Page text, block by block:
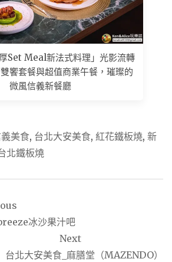
Set Meal新法式料理」光影流轉
饗套餐與超值商業午餐，璀璨的
微風信義新餐廳
美食, 台北大安美食, 紅花鐵板燒, 新
北鐵板燒
冰沙果汁吧
Next
台北大安美食_麻膳堂（MAZENDO）